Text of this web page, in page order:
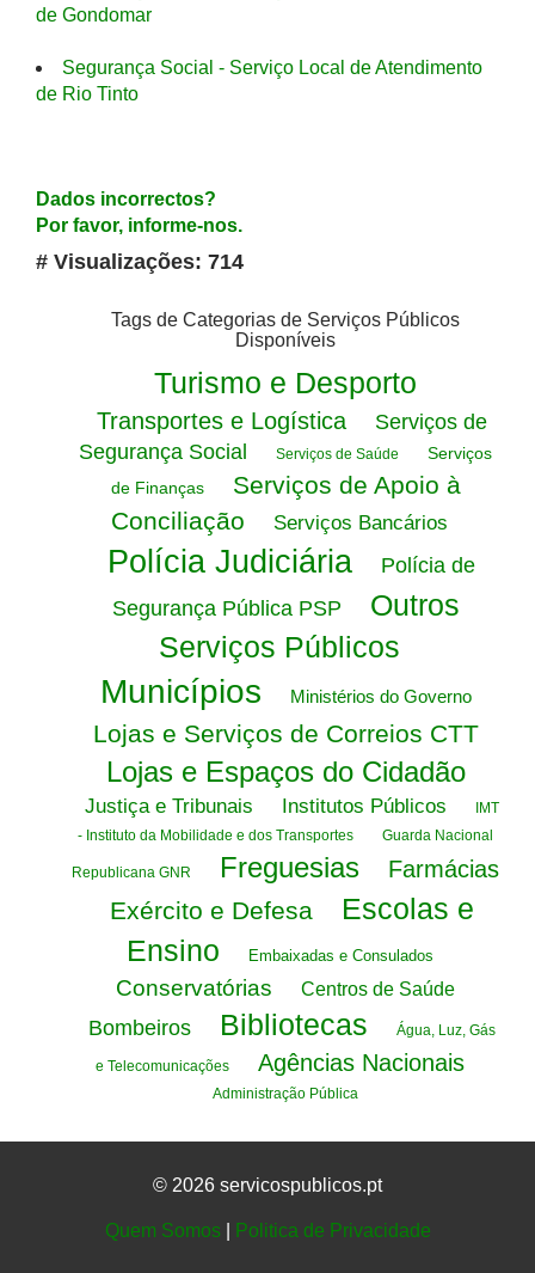
de Gondomar
Segurança Social - Serviço Local de Atendimento
de Rio Tinto
Dados incorrectos?
Por favor, informe-nos.
# Visualizações: 714
Tags de Categorias de Serviços Públicos
Disponíveis
Turismo e Desporto
Transportes e Logística
Serviços de
Segurança Social
Serviços de Saúde
Serviços
de Finanças
Serviços de Apoio à
Conciliação
Serviços Bancários
Polícia Judiciária
Polícia de
Segurança Pública PSP
Outros
Serviços Públicos
Municípios Ministérios do Governo
Lojas e Serviços de Correios CTT
Lojas e Espaços do Cidadão
Justiça e Tribunais Institutos Públicos
IMT
- Instituto da Mobilidade e dos Transportes
Guarda Nacional
Republicana GNR Freguesias Farmácias
Exército e Defesa
Escolas e
Ensino
Embaixadas e Consulados
Conservatórias Centros de Saúde
Bombeiros Bibliotecas Água, Luz, Gás
e Telecomunicações Agências Nacionais
Administração Pública
© 2026 servicospublicos.pt
Quem Somos| Politica de Privacidade